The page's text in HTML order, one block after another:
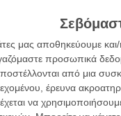
μας αποθηκεύουμε
προσωπικά
από μια
έρευνα
να